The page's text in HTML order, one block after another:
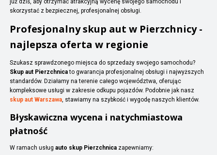
już dziś, aby otrzymać atrakcyjną wycenę swojego samochodu i
skorzystać z bezpiecznej, profesjonalnej obsługi.
Profesjonalny skup aut w Pierzchnicy -
najlepsza oferta w regionie
Szukasz sprawdzonego miejsca do sprzedaży swojego samochodu?
Skup aut Pierzchnicato gwarancja profesjonalnej obsługi i najwyższych
standardów. Działamy na terenie całego województwa, oferując
kompleksowe usługi w zakresie odkupu pojazdów. Podobnie jak nasz
skup aut Warszawa, stawiamy na szybkość i wygodę naszych klientów.
Błyskawiczna wycena i natychmiastowa
płatność
W ramach usług auto skup Pierzchnica zapewniamy: